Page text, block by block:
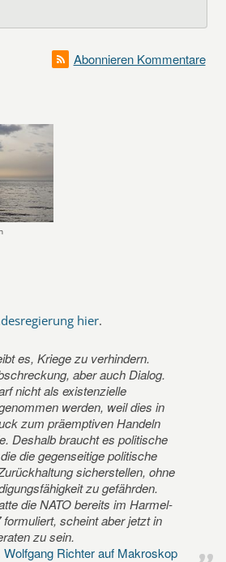
Abonnieren Kommentare
hier.
es, Kriege zu verhindern.
aber auch Dialog.
nicht als existenzielle
werden, weil dies in
zum präemptiven Handeln
Deshalb braucht es politische
die gegenseitige politische
sicherstellen, ohne
zu gefährden.
die NATO bereits im Harmel-
scheint aber jetzt in
zu sein.
Richter auf Makroskop